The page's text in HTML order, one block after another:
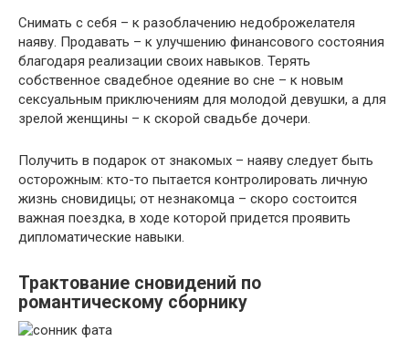
Снимать с себя – к разоблачению недоброжелателя
наяву. Продавать – к улучшению финансового состояния
благодаря реализации своих навыков. Терять
собственное свадебное одеяние во сне – к новым
сексуальным приключениям для молодой девушки, а для
зрелой женщины – к скорой свадьбе дочери.
Получить в подарок от знакомых – наяву следует быть
осторожным: кто-то пытается контролировать личную
жизнь сновидицы; от незнакомца – скоро состоится
важная поездка, в ходе которой придется проявить
дипломатические навыки.
Трактование сновидений по
романтическому сборнику